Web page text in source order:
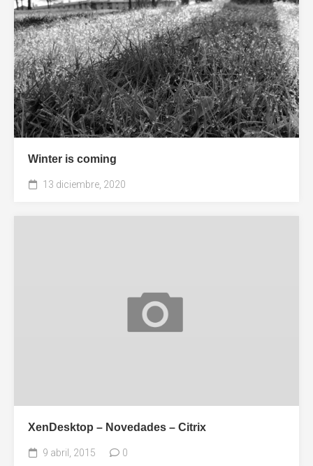
Winter is coming
13 diciembre, 2020
XenDesktop – Novedades – Citrix
9 abril, 2015 0